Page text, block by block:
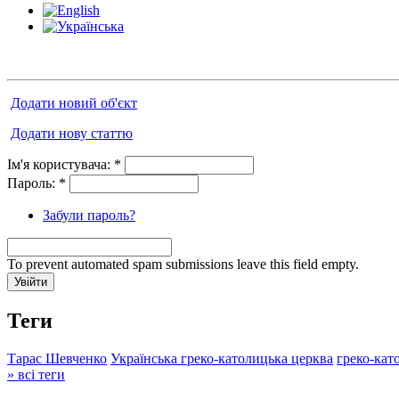
Додати новий об'єкт
Додати нову статтю
Ім'я користувача: *
Пароль: *
Забули пароль?
To prevent automated spam submissions leave this field empty.
Теги
Тарас Шевченко Українська греко-католицька церква греко-
» всі теги